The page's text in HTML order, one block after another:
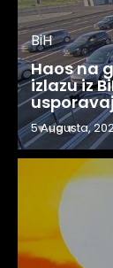
BiH
Haos na
izlazu iz
5 Augusta,